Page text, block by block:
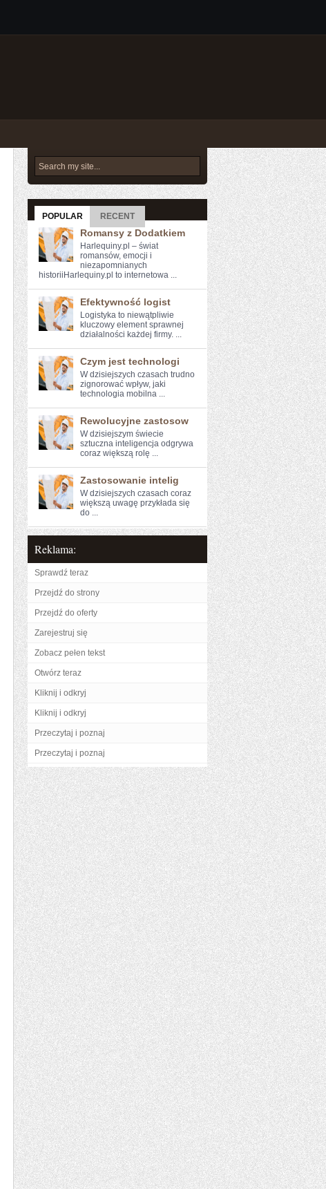
POPULAR RECENT
Romansy z Dodatkiem
Harlequiny.pl – świat
romansów, emocji i
niezapomnianych
historiiHarlequiny.pl to internetowa ...
Efektywność logist
Logistyka to niewątpliwie
kluczowy element sprawnej
działalności każdej firmy. ...
Czym jest technologi
W dzisiejszych czasach‍ trudno
zignorować wpływ,‍ jaki‌
technologia mobilna ...
Rewolucyjne zastosow
W dzisiejszym świecie
sztuczna inteligencja‌ odgrywa
coraz większą​ rolę ...
Zastosowanie intelig
W dzisiejszych czasach coraz
‍większą​ uwagę ⁣przykłada się
do ...
Reklama:
Sprawdź teraz
Przejdź do strony
Przejdź do oferty
Zarejestruj się
Zobacz pełen tekst
Otwórz teraz
Kliknij i odkryj
Kliknij i odkryj
Przeczytaj i poznaj
Przeczytaj i poznaj